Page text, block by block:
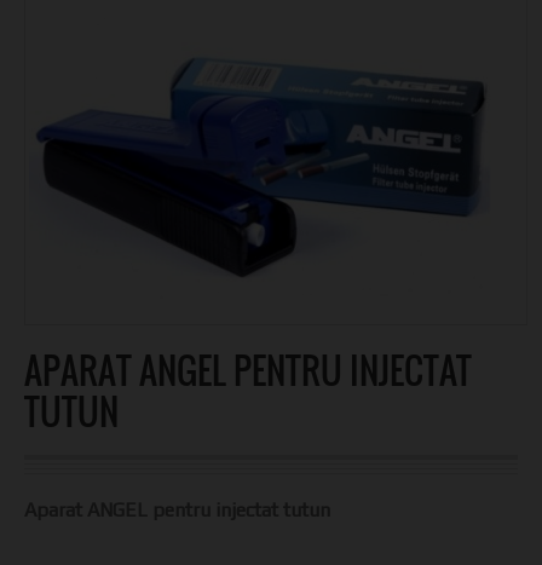
APARAT ANGEL PENTRU INJECTAT
TUTUN